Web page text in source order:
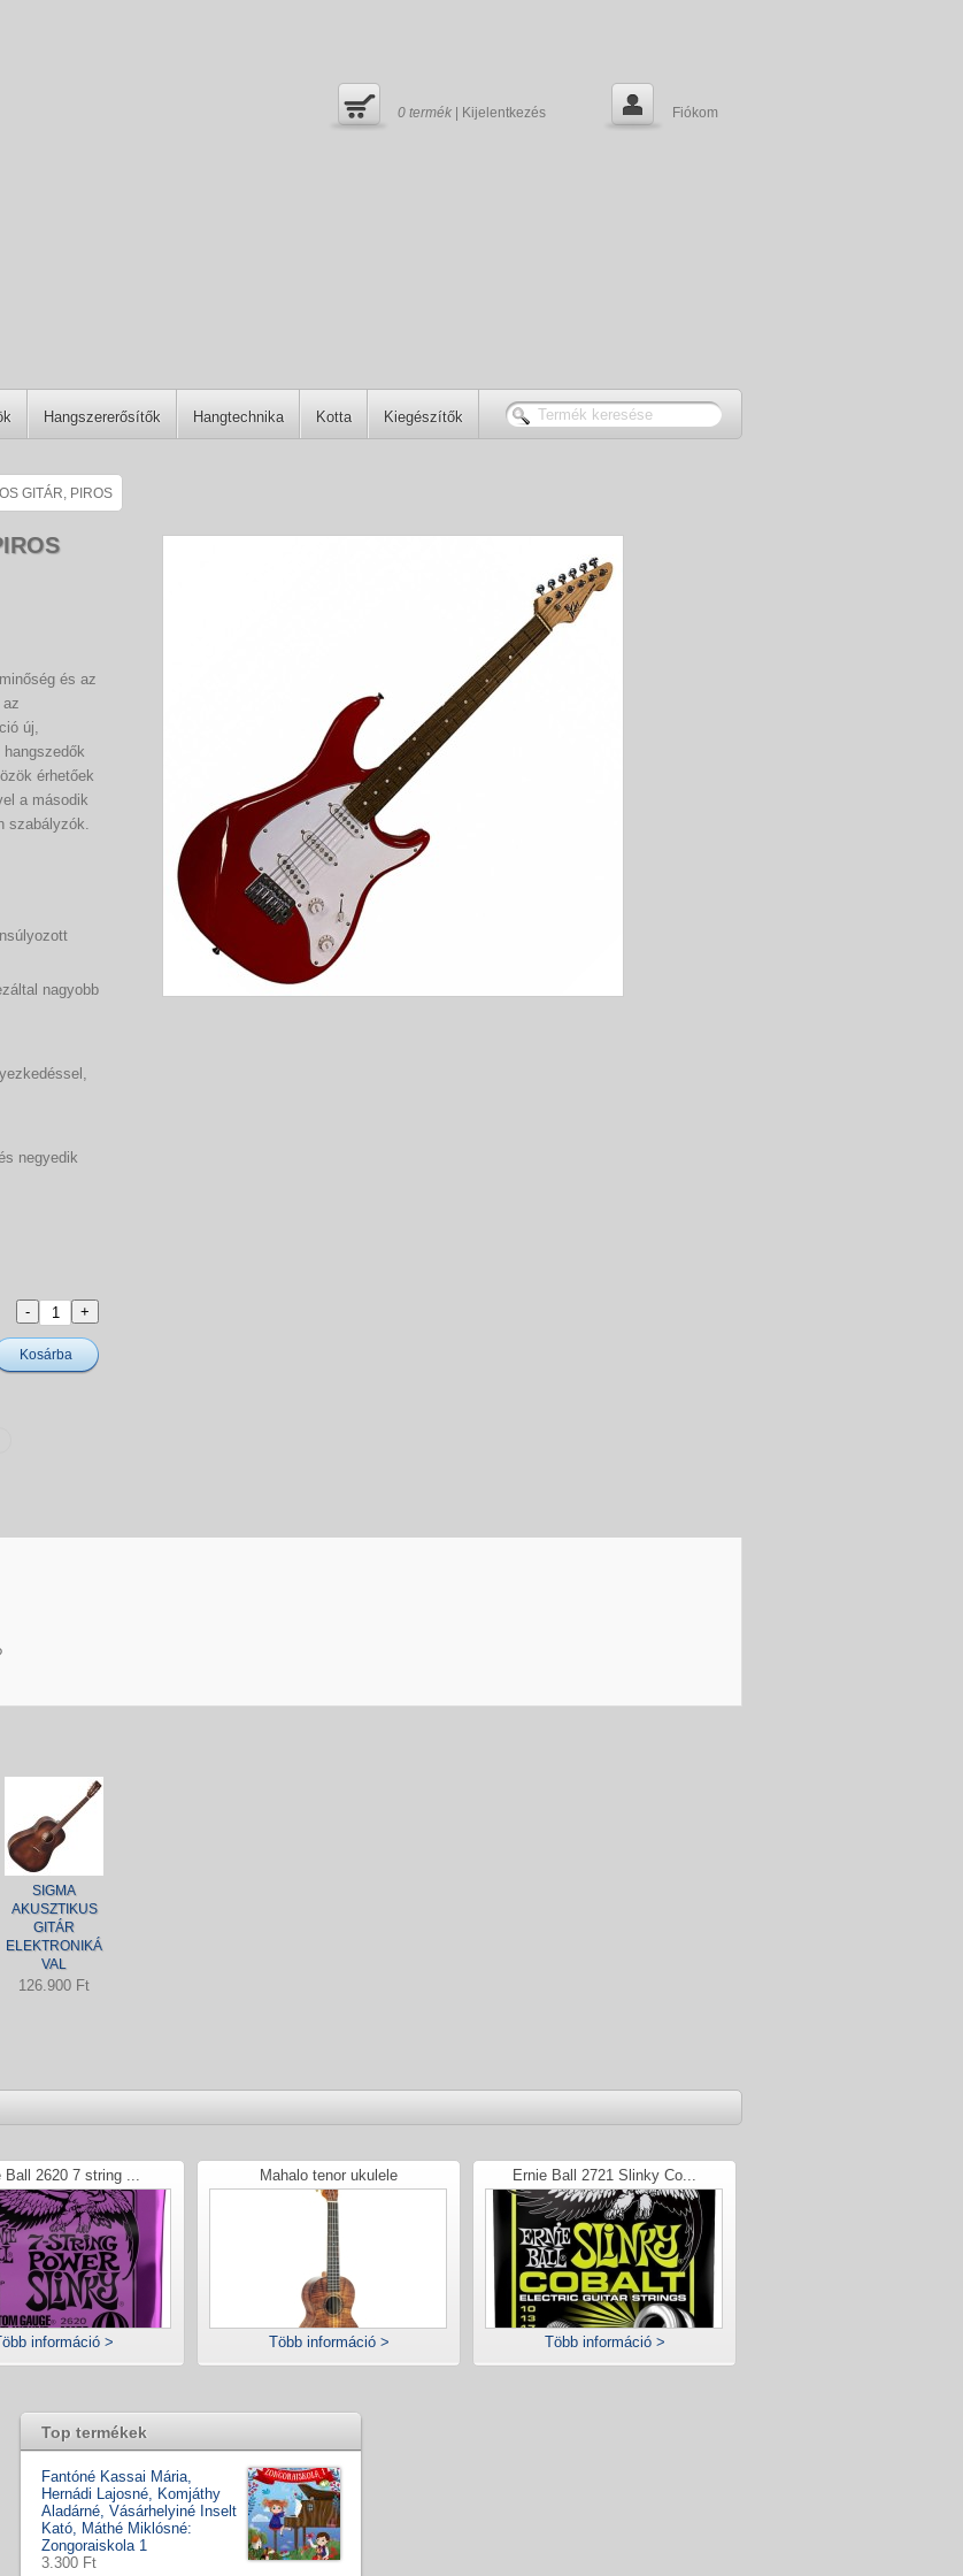
0 termék | Kijelentkezés Fiókom
Hangszererősítők Hangtechnika Kotta Kiegészítők
GITÁR, PIROS
és az
új,
érhetőek
a második
szabályzók.
nagyobb
negyedik
Kosárba
SIGMA
AKUSZTIKUS
GITÁR
ELEKTRONIKÁ
VAL
126.900 Ft
Ball 2620 7 string ...
információ >
Mahalo tenor ukulele
Több információ >
Ernie Ball 2721 Slinky Co...
Több információ >
Top termékek
Fantóné Kassai Mária,
Hernádi Lajosné, Komjáthy
Aladárné, Vásárhelyiné Inselt
Kató, Máthé Miklósné:
Zongoraiskola 1
3.300 Ft